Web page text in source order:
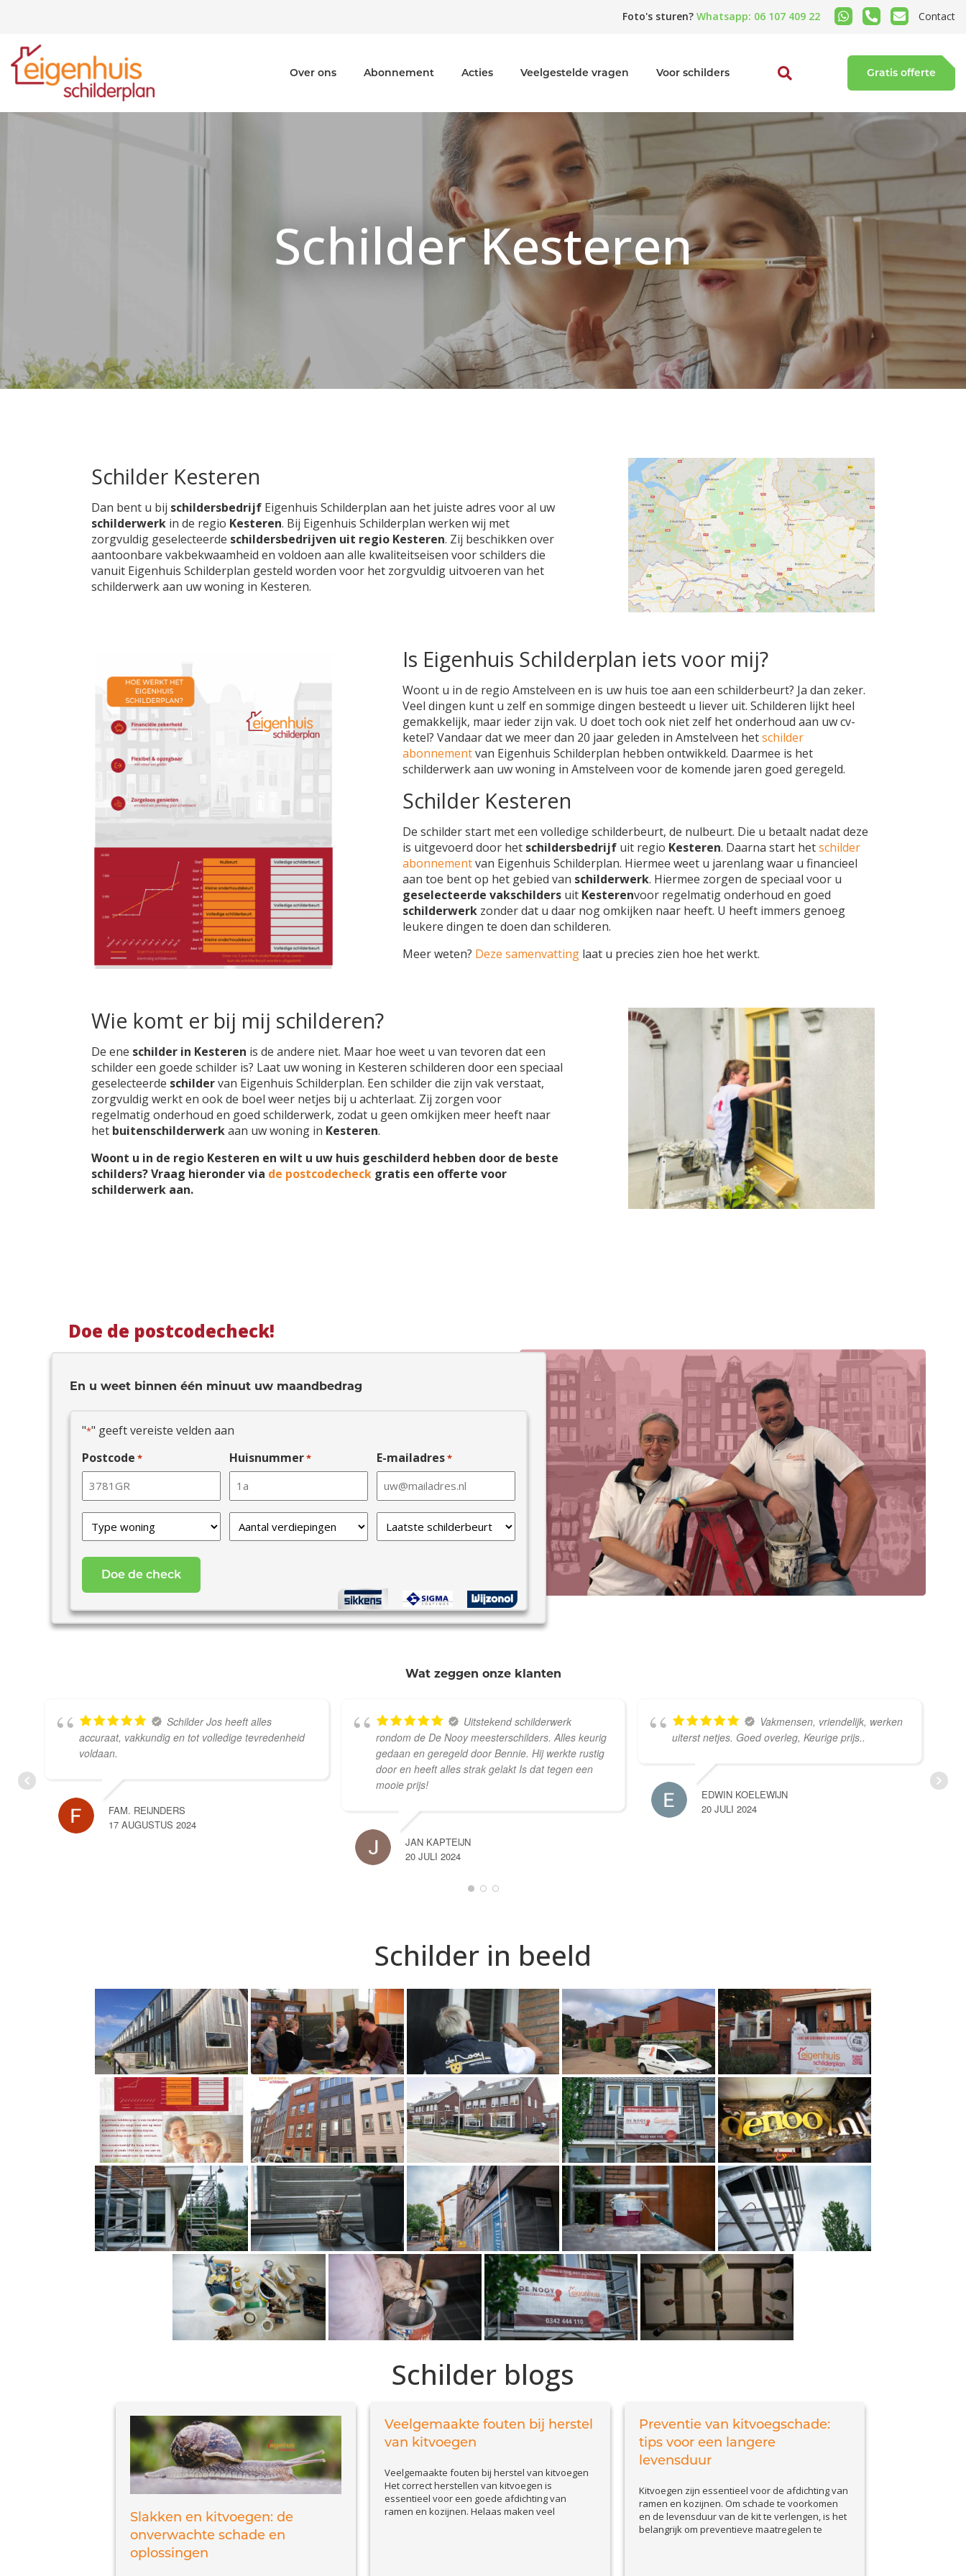
Foto's sturen? Whatsapp: 06 107 409 22 Contact
Over ons Abonnement Acties Veelgestelde vragen Voor schilders Gratis offerte
Schilder Kesteren
Schilder Kesteren
Dan bent u bij schildersbedrijf Eigenhuis Schilderplan aan het juiste adres voor al uw
schilderwerk in de regio Kesteren. Bij Eigenhuis Schilderplan werken wij met
zorgvuldig geselecteerde schildersbedrijven uit regio Kesteren. Zij beschikken over
aantoonbare vakbekwaamheid en voldoen aan alle kwaliteitseisen voor schilders die
vanuit Eigenhuis Schilderplan gesteld worden voor het zorgvuldig uitvoeren van het
schilderwerk aan uw woning in Kesteren.
Is Eigenhuis Schilderplan iets voor mij?
Woont u in de regio Amstelveen en is uw huis toe aan een schilderbeurt? Ja dan zeker.
Veel dingen kunt u zelf en sommige dingen besteedt u liever uit. Schilderen lijkt heel
gemakkelijk, maar ieder zijn vak. U doet toch ook niet zelf het onderhoud aan uw cv-
ketel? Vandaar dat we meer dan 20 jaar geleden in Amstelveen hetschilder
abonnementvan Eigenhuis Schilderplan hebben ontwikkeld. Daarmee is het
schilderwerk aan uw woning in Amstelveen voor de komende jaren goed geregeld.
Schilder Kesteren
De schilder start met een volledige schilderbeurt, de nulbeurt. Die u betaalt nadat deze
is uitgevoerd door het schildersbedrijf uit regio Kesteren. Daarna start hetschilder
abonnementvan Eigenhuis Schilderplan. Hiermee weet u jarenlang waar u financieel
aan toe bent op het gebied van schilderwerk. Hiermee zorgen de speciaal voor u
geselecteerde vakschilders uit Kesterenvoor regelmatig onderhoud en goed
schilderwerk zonder dat u daar nog omkijken naar heeft. U heeft immers genoeg
leukere dingen te doen dan schilderen.
Meer weten? Deze samenvatting laat u precies zien hoe het werkt.
Wie komt er bij mij schilderen?
De ene schilder in Kesteren is de andere niet. Maar hoe weet u van tevoren dat een
schilder een goede schilder is? Laat uw woning in Kesteren schilderen door een speciaal
geselecteerde schildervan Eigenhuis Schilderplan. Een schilder die zijn vak verstaat,
zorgvuldig werkt en ook de boel weer netjes bij u achterlaat. Zij zorgen voor
regelmatig onderhoud en goed schilderwerk, zodat u geen omkijken meer heeft naar
het buitenschilderwerkaan uw woning in Kesteren.
Woont u in de regio Kesteren en wilt u uw huis geschilderd hebben door de beste
schilders? Vraag hieronder via de postcodecheck gratis een offerte voor
schilderwerk aan.
Doe de postcodecheck!
En u weet binnen één minuut uw maandbedrag
"*" geeft vereiste velden aan
Postcode * Huisnummer* E-mailadres*
van
woning
Verdiepingen
schilderbeurt
Wat zeggen onze klanten
Schilder Jos heeft alles
accuraat, vakkundig en tot volledige tevredenheid
voldaan.
FAM. REIJNDERS
17 AUGUSTUS 2024
Uitstekend schilderwerk
rondom de De Nooy meesterschilders. Alles keurig
gedaan en geregeld door Bennie. Hij werkte rustig
door en heeft alles strak gelakt Is dat tegen een
mooie prijs!
JAN KAPTEIJN
20 JULI 2024
Vakmensen, vriendelijk, werken
uiterst netjes. Goed overleg, Keurige prijs..
EDWIN KOELEWIJN
20 JULI 2024
Schilder in beeld
Schilder blogs
Slakken en kitvoegen: de
onverwachte schade en
oplossingen
Veelgemaakte fouten bij herstel
van kitvoegen
Veelgemaakte fouten bij herstel van kitvoegen
Het correct herstellen van kitvoegen is
essentieel voor een goede afdichting van
ramen en kozijnen. Helaas maken veel
Preventie van kitvoegschade:
tips voor een langere
levensduur
Kitvoegen zijn essentieel voor de afdichting van
ramen en kozijnen. Om schade te voorkomen
en de levensduur van de kit te verlengen, is het
belangrijk om preventieve maatregelen te